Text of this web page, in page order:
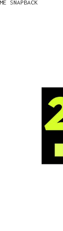
SNAPBACK